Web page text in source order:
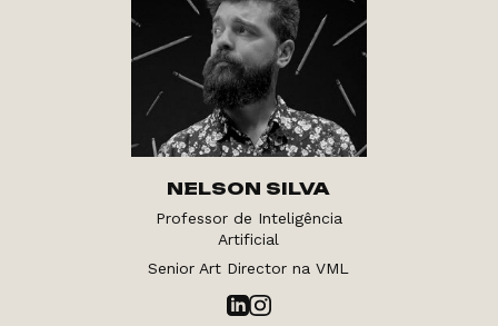
NELSON SILVA
Professor de Inteligência
Artificial
Senior Art Director na VML